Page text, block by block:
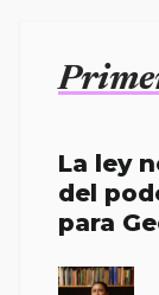
La ley
del
para